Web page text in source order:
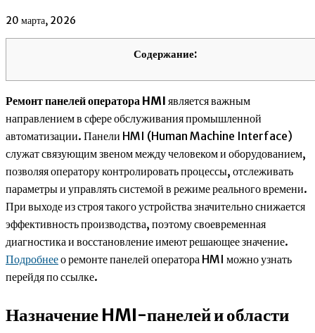
20 марта, 2026
Содержание:
Ремонт панелей оператора HMI является важным
направлением в сфере обслуживания промышленной
автоматизации. Панели HMI (Human Machine Interface)
служат связующим звеном между человеком и оборудованием,
позволяя оператору контролировать процессы, отслеживать
параметры и управлять системой в режиме реального времени.
При выходе из строя такого устройства значительно снижается
эффективность производства, поэтому своевременная
диагностика и восстановление имеют решающее значение.
Подробнеео ремонте панелей оператора HMI можно узнать
перейдя по ссылке.
Назначение HMI-панелей и области